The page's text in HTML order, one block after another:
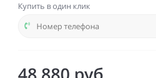
Купить в один клик